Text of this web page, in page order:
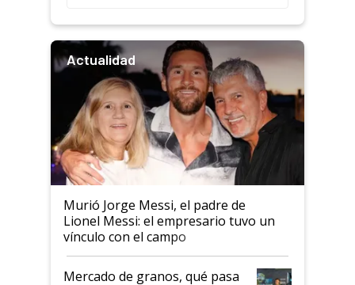
Actualidad
Murió Jorge Messi, el padre de
Lionel Messi: el empresario tuvo un
vínculo con el campo
Mercado de granos, qué pasa